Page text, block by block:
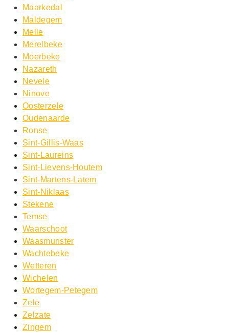
Maarkedal
Maldegem
Melle
Merelbeke
Moerbeke
Nazareth
Nevele
Ninove
Oosterzele
Oudenaarde
Ronse
Sint-Gillis-Waas
Sint-Laureins
Sint-Lievens-Houtem
Sint-Martens-Latem
Sint-Niklaas
Stekene
Temse
Waarschoot
Waasmunster
Wachtebeke
Wetteren
Wichelen
Wortegem-Petegem
Zele
Zelzate
Zingem